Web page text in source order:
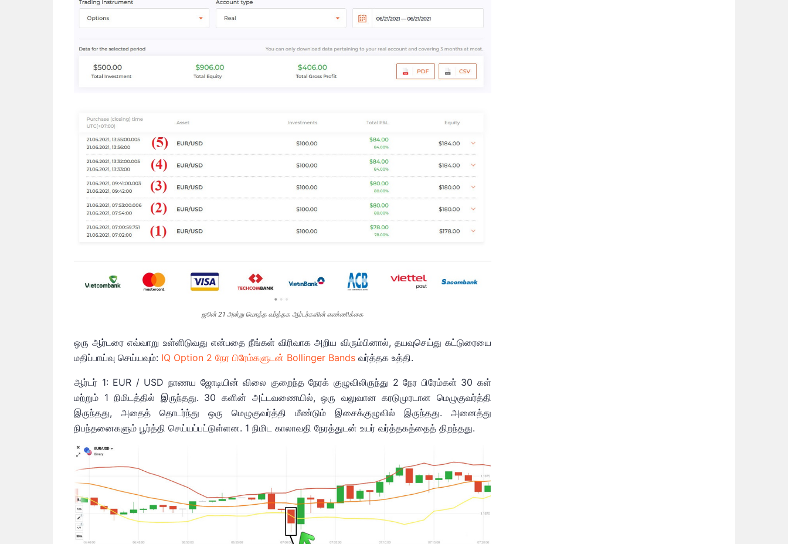
ஜூன் 21 அன்று மொத்த வர்த்தக ஆர்டர்களின் எண்ணிக்கை
ஒரு ஆர்டரை எவ்வாறு உள்ளிடுவது என்பதை நீங்கள் விரிவாக அறிய விரும்பினால், தயவுசெய்து கட்டுரையை
மதிப்பாய்வு செய்யவும்: IQ Option 2 நேர பிரேம்களுடன் Bollinger Bands வர்த்தக உத்தி.
ஆர்டர் 1: EUR / USD நாணய ஜோடியின் விலை குறைந்த நேரக் குழுவிலிருந்து 2 நேர பிரேம்கள் 30 கள்
மற்றும் 1 நிமிடத்தில் இருந்தது. 30 களின் அட்டவணையில், ஒரு வலுவான கரடுமுரடான மெழுகுவர்த்தி
இருந்தது, அதைத் தொடர்ந்து ஒரு மெழுகுவர்த்தி மீண்டும் இசைக்குழுவில் இருந்தது. அனைத்து
நிபந்தனைகளும் பூர்த்தி செய்யப்பட்டுள்ளன. 1 நிமிட காலாவதி நேரத்துடன் உயர் வர்த்தகத்தைத் திறந்தது.